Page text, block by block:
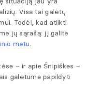
Visa tai galėtų
Todėl, kad atlikti
jų sąrašą: jį galite
metu.
– ir apie Šnipiškes –
galėtume papildyti